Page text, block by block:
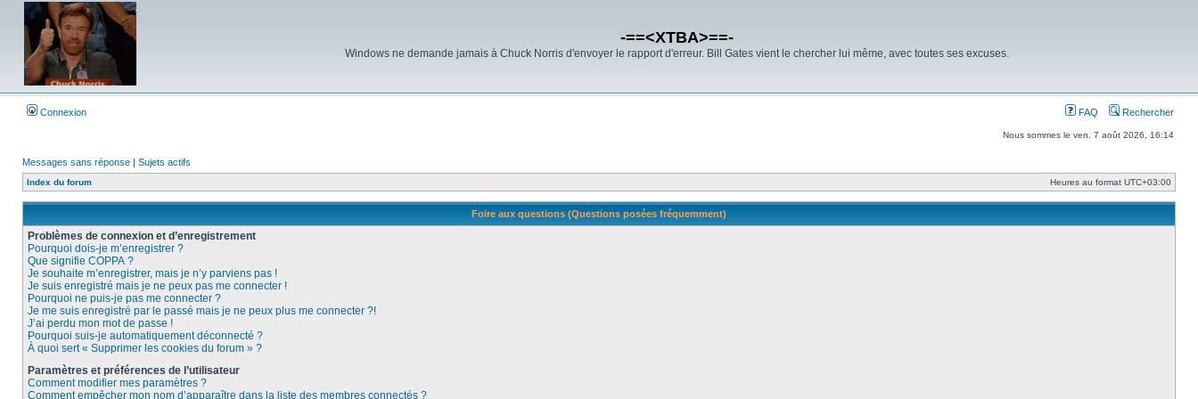
-==<XTBA>==-
Windows ne demande jamais à Chuck Norris d'envoyer le rapport d'erreur. Bill Gates vient le chercher lui même, avec toutes ses excuses.
Connexion FAQ Rechercher
Nous sommes le ven. 7 août 2026, 16:14
Messages sans réponse | Sujets actifs
Index du forum Heures au format UTC+03:00
Foire aux questions (Questions posées fréquemment)
Problèmes de connexion et d’enregistrement
Pourquoi dois-je m’enregistrer ?
Que signifie COPPA ?
Je souhaite m’enregistrer, mais je n’y parviens pas !
Je suis enregistré mais je ne peux pas me connecter !
Pourquoi ne puis-je pas me connecter ?
Je me suis enregistré par le passé mais je ne peux plus me connecter ?!
J’ai perdu mon mot de passe !
Pourquoi suis-je automatiquement déconnecté ?
À quoi sert « Supprimer les cookies du forum » ?
Paramètres et préférences de l’utilisateur
Comment modifier mes paramètres ?
Comment empêcher mon nom d’apparaître dans la liste des membres connectés ?